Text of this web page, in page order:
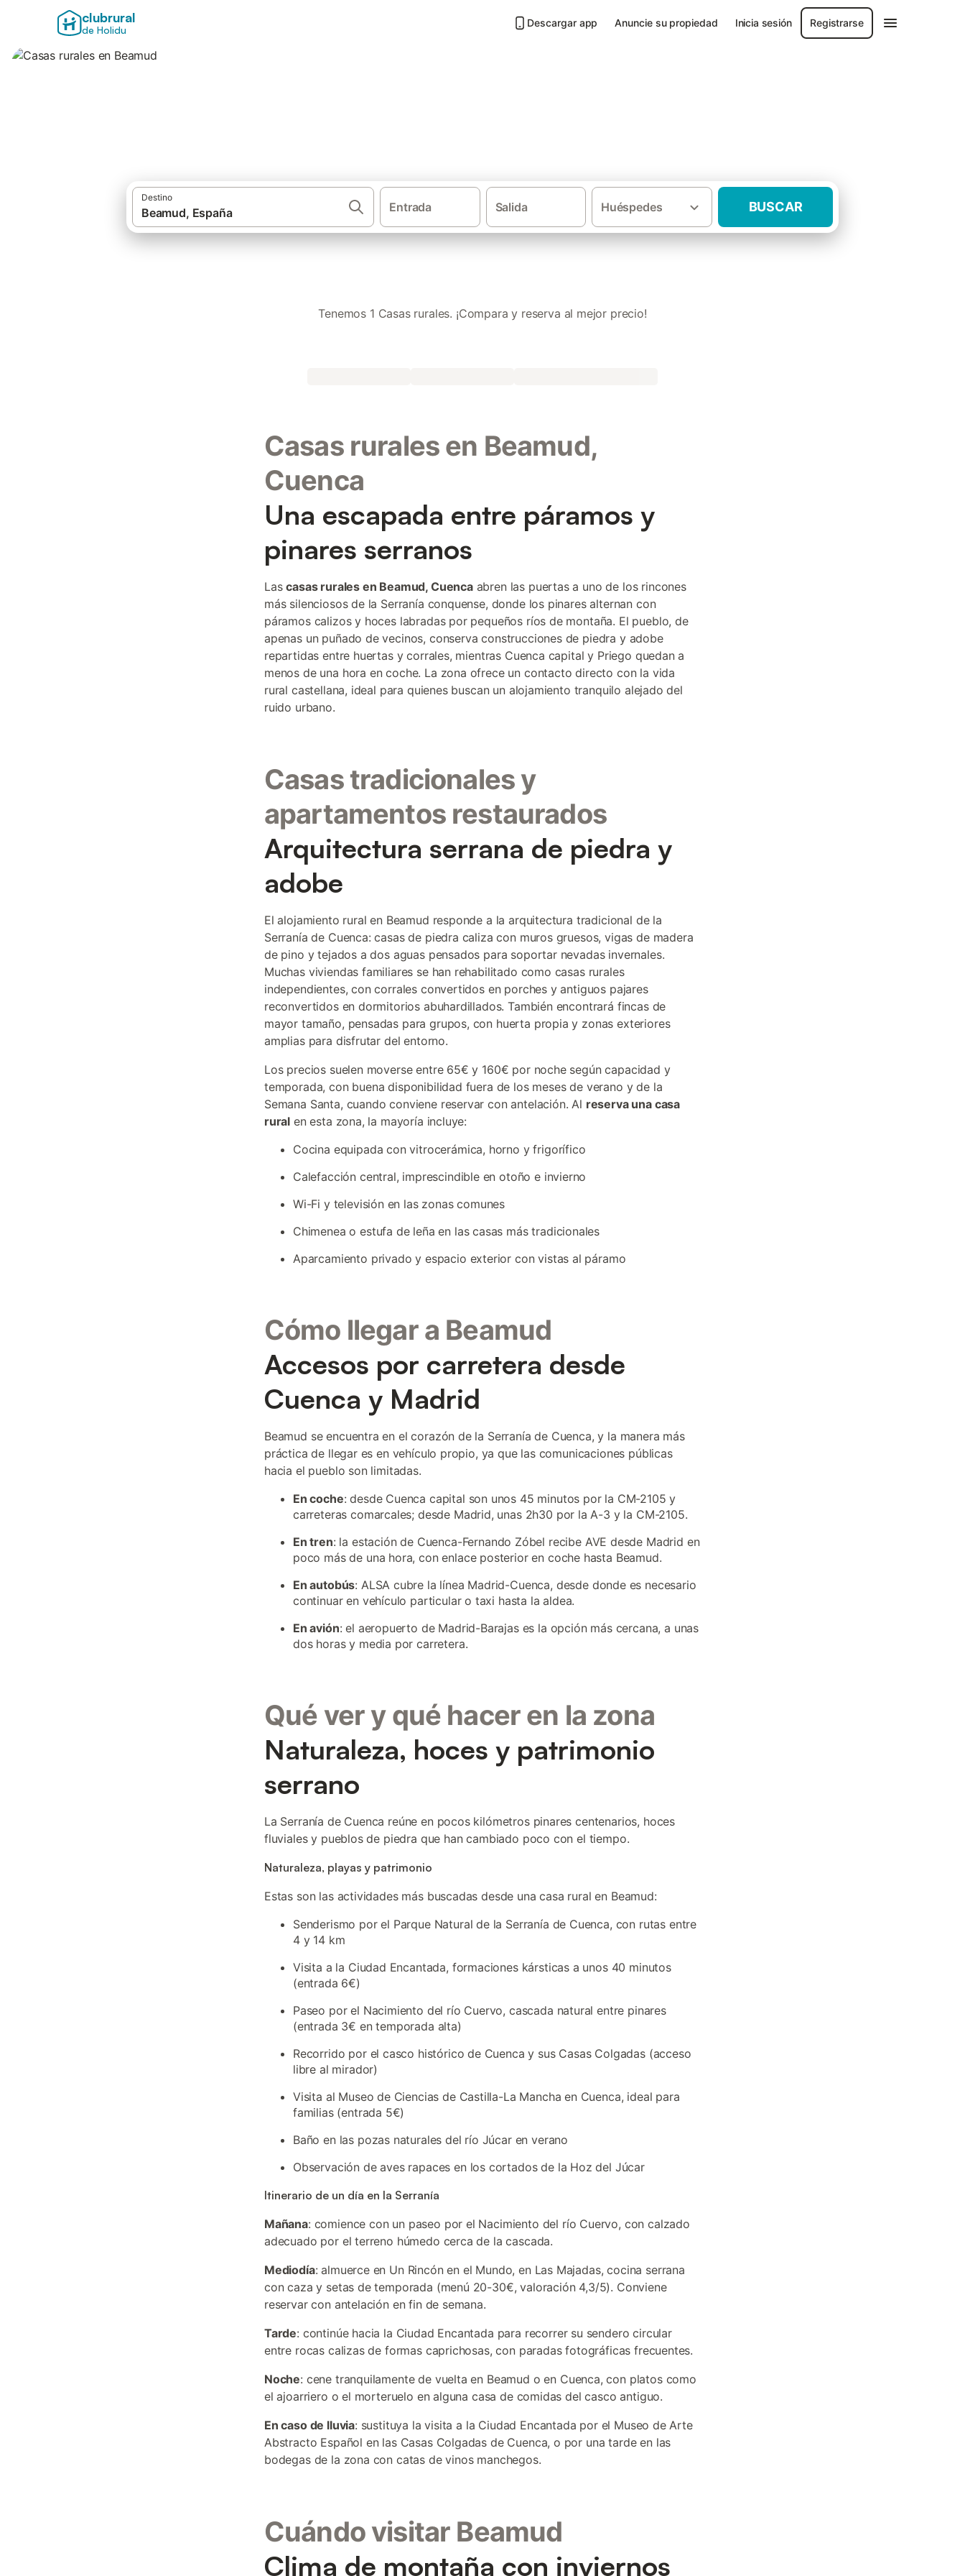
clubrural
de Holidu
Descargar app Anuncie su propiedad Inicia sesión Registrarse
Destino
Entrada Salida Huéspedes BUSCAR
Tenemos 1 Casas rurales. ¡Compara y reserva al mejor precio!
Casas rurales en Beamud,
Cuenca
Una escapada entre páramos y
pinares serranos
Lascasas rurales en Beamud, Cuencaabren las puertas a uno de los rincones
más silenciosos de la Serranía conquense, donde los pinares alternan con
páramos calizos y hoces labradas por pequeños ríos de montaña. El pueblo, de
apenas un puñado de vecinos, conserva construcciones de piedra y adobe
repartidas entre huertas y corrales, mientras Cuenca capital y Priego quedan a
menos de una hora en coche. La zona ofrece un contacto directo con la vida
rural castellana, ideal para quienes buscan un alojamiento tranquilo alejado del
ruido urbano.
Casas tradicionales y
apartamentos restaurados
Arquitectura serrana de piedra y
adobe
El alojamiento rural en Beamud responde a la arquitectura tradicional de la
Serranía de Cuenca: casas de piedra caliza con muros gruesos, vigas de madera
de pino y tejados a dos aguas pensados para soportar nevadas invernales.
Muchas viviendas familiares se han rehabilitado como casas rurales
independientes, con corrales convertidos en porches y antiguos pajares
reconvertidos en dormitorios abuhardillados. También encontrará fincas de
mayor tamaño, pensadas para grupos, con huerta propia y zonas exteriores
amplias para disfrutar del entorno.
Los precios suelen moverse entre 65€ y 160€ por noche según capacidad y
temporada, con buena disponibilidad fuera de los meses de verano y de la
Semana Santa, cuando conviene reservar con antelación. Al reserva una casa
rural en esta zona, la mayoría incluye:
Cocina equipada con vitrocerámica, horno y frigorífico
Calefacción central, imprescindible en otoño e invierno
Wi-Fi y televisión en las zonas comunes
Chimenea o estufa de leña en las casas más tradicionales
Aparcamiento privado y espacio exterior con vistas al páramo
Cómo llegar a Beamud
Accesos por carretera desde
Cuenca y Madrid
Beamud se encuentra en el corazón de la Serranía de Cuenca, y la manera más
práctica de llegar es en vehículo propio, ya que las comunicaciones públicas
hacia el pueblo son limitadas.
En coche: desde Cuenca capital son unos 45 minutos por la CM-2105 y
carreteras comarcales; desde Madrid, unas 2h30 por la A-3 y la CM-2105.
En tren: la estación de Cuenca-Fernando Zóbel recibe AVE desde Madrid en
poco más de una hora, con enlace posterior en coche hasta Beamud.
En autobús: ALSA cubre la línea Madrid-Cuenca, desde donde es necesario
continuar en vehículo particular o taxi hasta la aldea.
En avión: el aeropuerto de Madrid-Barajas es la opción más cercana, a unas
dos horas y media por carretera.
Qué ver y qué hacer en la zona
Naturaleza, hoces y patrimonio
serrano
La Serranía de Cuenca reúne en pocos kilómetros pinares centenarios, hoces
fluviales y pueblos de piedra que han cambiado poco con el tiempo.
Naturaleza, playas y patrimonio
Estas son las actividades más buscadas desde una casa rural en Beamud:
Senderismo por el Parque Natural de la Serranía de Cuenca, con rutas entre
4 y 14 km
Visita a la Ciudad Encantada, formaciones kársticas a unos 40 minutos
(entrada 6€)
Paseo por el Nacimiento del río Cuervo, cascada natural entre pinares
(entrada 3€ en temporada alta)
Recorrido por el casco histórico de Cuenca y sus Casas Colgadas (acceso
libre al mirador)
Visita al Museo de Ciencias de Castilla-La Mancha en Cuenca, ideal para
familias (entrada 5€)
Baño en las pozas naturales del río Júcar en verano
Observación de aves rapaces en los cortados de la Hoz del Júcar
Itinerario de un día en la Serranía
Mañana: comience con un paseo por el Nacimiento del río Cuervo, con calzado
adecuado por el terreno húmedo cerca de la cascada.
Mediodía: almuerce en Un Rincón en el Mundo, en Las Majadas, cocina serrana
con caza y setas de temporada (menú 20-30€, valoración 4,3/5). Conviene
reservar con antelación en fin de semana.
Tarde: continúe hacia la Ciudad Encantada para recorrer su sendero circular
entre rocas calizas de formas caprichosas, con paradas fotográficas frecuentes.
Noche: cene tranquilamente de vuelta en Beamud o en Cuenca, con platos como
el ajoarriero o el morteruelo en alguna casa de comidas del casco antiguo.
En caso de lluvia: sustituya la visita a la Ciudad Encantada por el Museo de Arte
Abstracto Español en las Casas Colgadas de Cuenca, o por una tarde en las
bodegas de la zona con catas de vinos manchegos.
Cuándo visitar Beamud
Clima de montaña con inviernos